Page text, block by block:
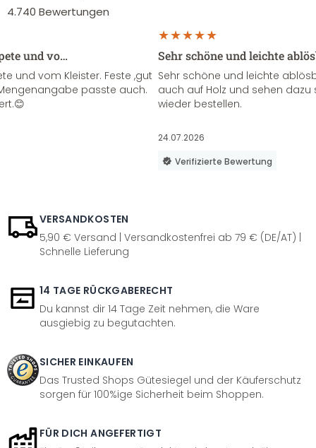
4.740 Bewertungen
und vo…
und vom Kleister. Feste ,gut
passte auch.
Sehr schöne und leichte
Sehr schöne und leichte
auch auf Holz und sehen
wieder bestellen.
24.07.2026
Verifizierte Bewertung
VERSANDKOSTEN
5,90 € Versand | Versandkostenfrei ab 79 € (DE/AT) |
Schnelle Lieferung
14 TAGE RÜCKGABERECHT
Du kannst dir 14 Tage Zeit nehmen, die Ware
ausgiebig zu begutachten.
SICHER EINKAUFEN
Das Trusted Shops Gütesiegel und der Käuferschutz
sorgen für 100%ige Sicherheit beim Shoppen.
FÜR DICH ANGEFERTIGT